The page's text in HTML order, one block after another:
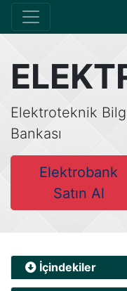
Elektroteknik
Bankası
Elektrobank
Satın Al
İçindekiler